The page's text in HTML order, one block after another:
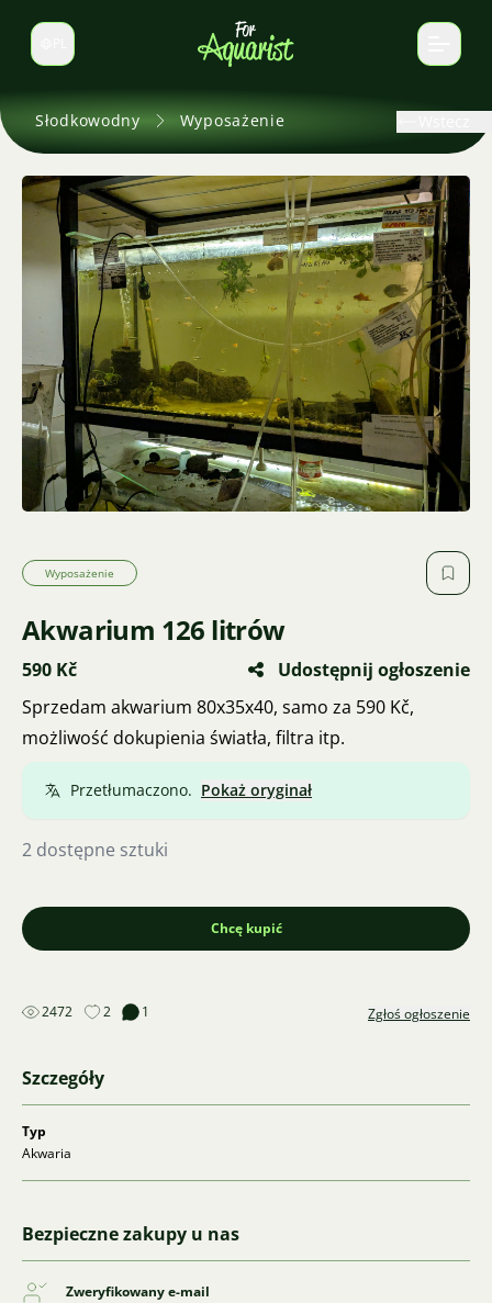
Zmień język
Słodkowodny Wyposażenie
Wyposażenie
Akwarium 126 litrów
590 Kč
Udostępnij ogłoszenie
Sprzedam akwarium 80x35x40, samo za 590 Kč,
możliwość dokupienia światła, filtra itp.
Przetłumaczono. Pokaż oryginał
2 dostępne sztuki
Chcę kupić
2472 2 1 Zgłoś ogłoszenie
Szczegóły
Typ
Akwaria
Bezpieczne zakupy u nas
Zweryfikowany e-mail